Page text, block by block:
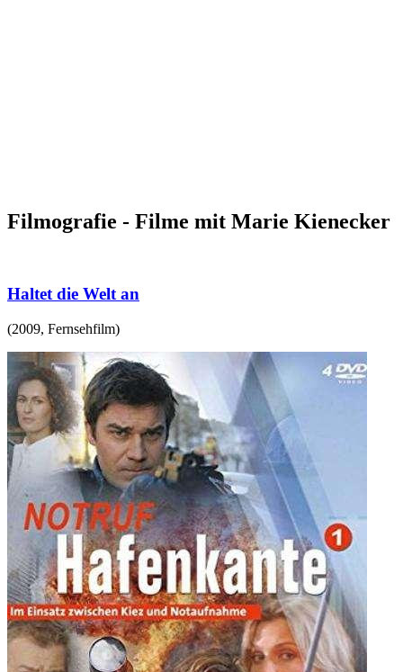
Filmografie - Filme mit Marie Kienecker
Haltet die Welt an
(2009, Fernsehfilm)